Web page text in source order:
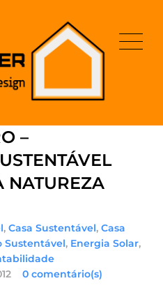
–
NATUREZA
, Casa Sustentável, Casa
Sustentável, Energia Solar,
0 comentário(s)